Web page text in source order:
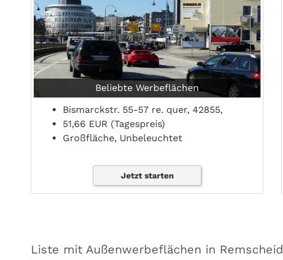
Beliebte Werbeflächen
Bismarckstr. 55-57 re. quer, 42855,
51,66 EUR (Tagespreis)
Großfläche, Unbeleuchtet
Jetzt starten
Liste mit Außenwerbeflächen in Remscheid